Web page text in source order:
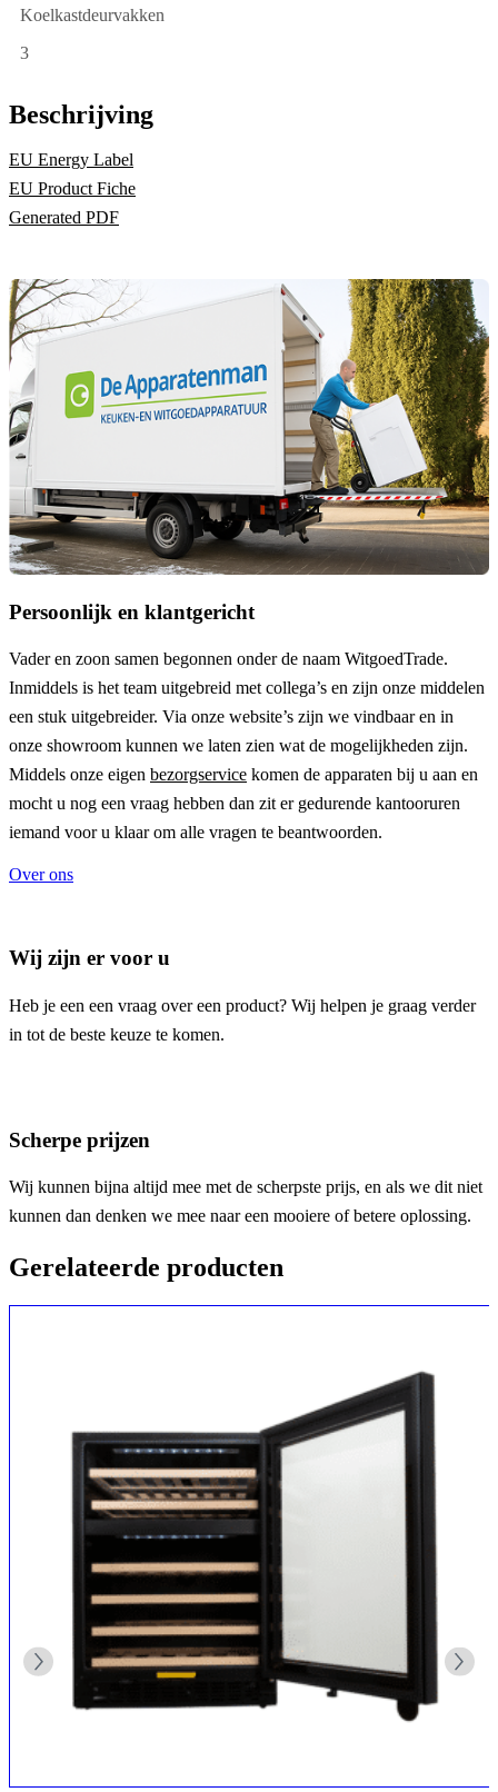
Koelkastdeurvakken
3
Beschrijving
EU Energy Label
EU Product Fiche
Generated PDF
Persoonlijk en klantgericht
Vader en zoon samen begonnen onder de naam WitgoedTrade.
Inmiddels is het team uitgebreid met collega’s en zijn onze middelen
een stuk uitgebreider. Via onze website’s zijn we vindbaar en in
onze showroom kunnen we laten zien wat de mogelijkheden zijn.
Middels onze eigen bezorgservice komen de apparaten bij u aan en
mocht u nog een vraag hebben dan zit er gedurende kantooruren
iemand voor u klaar om alle vragen te beantwoorden.
Over ons
Wij zijn er voor u
Heb je een een vraag over een product? Wij helpen je graag verder
in tot de beste keuze te komen.
Scherpe prijzen
Wij kunnen bijna altijd mee met de scherpste prijs, en als we dit niet
kunnen dan denken we mee naar een mooiere of betere oplossing.
Gerelateerde producten